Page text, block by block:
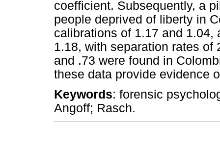
coefficient. Subsequently, a
people deprived of liberty in
calibrations of 1.17 and 1.04,
1.18, with separation rates
and .73 were found in
these data provide evidence
Keywords: forensic
Angoff; Rasch.